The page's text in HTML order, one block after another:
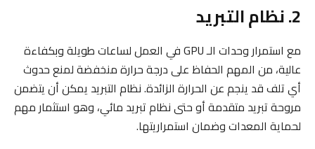
2. نظام التبريد
مع استمرار وحدات الـ GPU في العمل لساعات طويلة وبكفاءة
عالية، من المهم الحفاظ على درجة حرارة منخفضة لمنع حدوث
أي تلف قد ينجم عن الحرارة الزائدة. نظام التبريد يمكن أن يتضمن
مروحة تبريد متقدمة أو حتى نظام تبريد مائي، وهو استثمار مهم
لحماية المعدات وضمان استمراريتها.